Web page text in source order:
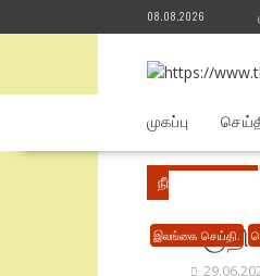
to
08.08.2026
முகப்பு
நீங்கள் இங்கே
இலங்கை செய்தி.